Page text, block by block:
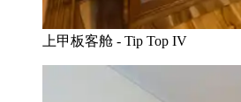
上甲板客舱 - Tip Top IV